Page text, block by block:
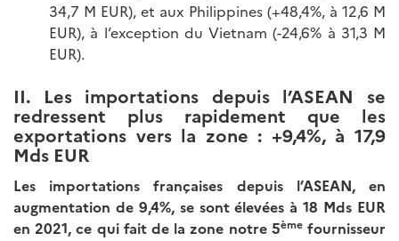
34,7 M EUR), et aux Philippines (+48,4%, à 12,6 M
EUR), à l’exception du Vietnam (-24,6% à 31,3 M
EUR).
II. Les importations depuis l’ASEAN se
redressent plus rapidement que les
exportations vers la zone : +9,4%, à 17,9
Mds EUR
Les importations françaises depuis l’ASEAN, en
augmentation de 9,4%, se sont élevées à 18 Mds EUR
en 2021, ce qui fait de la zone notre 5èmefournisseur